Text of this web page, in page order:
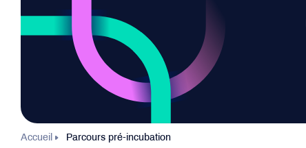
Accueil Parcours pré-incubation